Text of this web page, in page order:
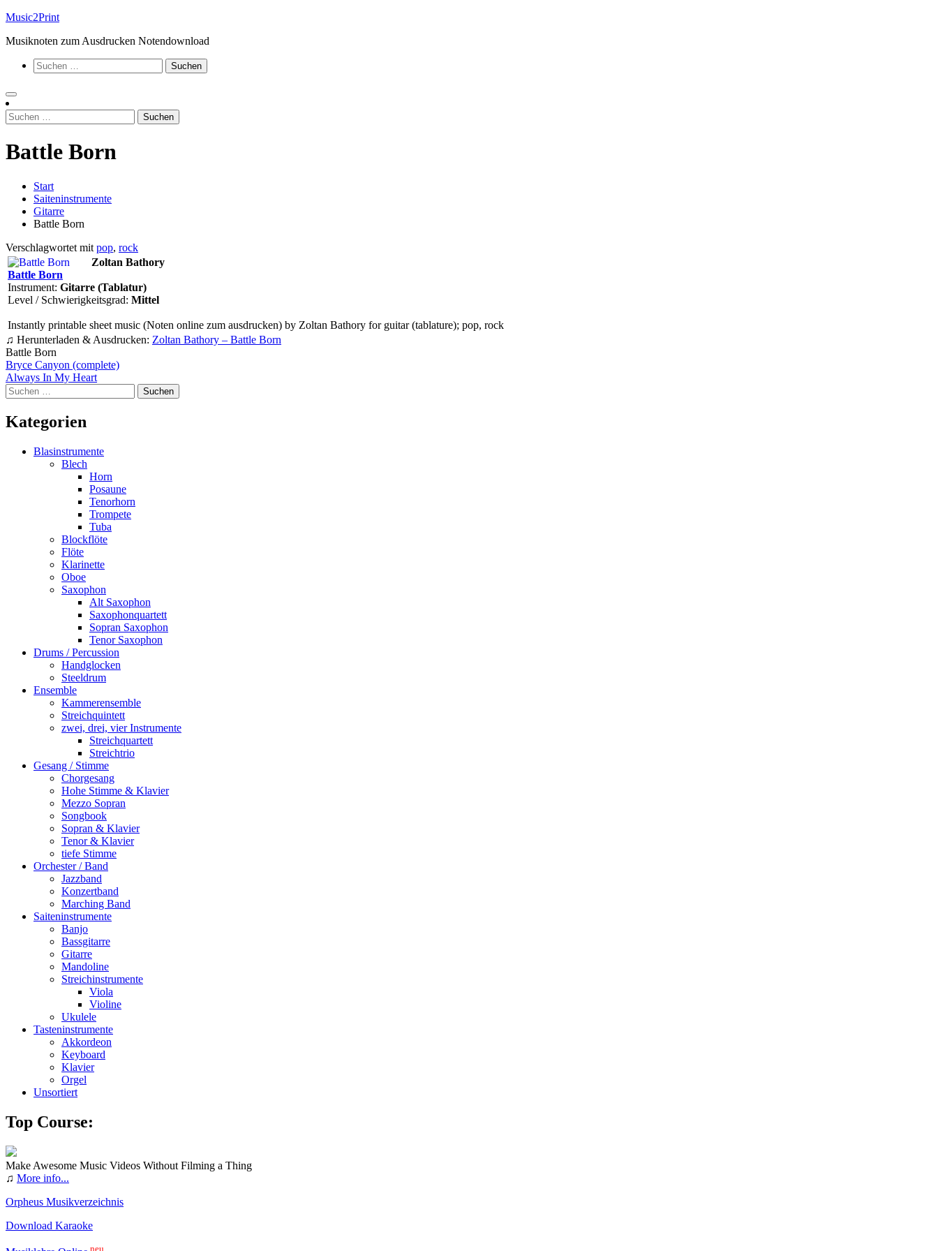
Zum
springen
Music2Print
Musiknoten zum Ausdrucken Notendownload
Suchen
nach:
Suchen
nach:
Battle Born
Start
Saiteninstrumente
Gitarre
Battle Born
Verschlagwortet mit pop, rock
Zoltan Bathory
Battle Born
Instrument: Gitarre (Tablatur)
Level / Schwierigkeitsgrad: Mittel
Instantly printable sheet music (Noten online zum ausdrucken) by Zoltan Bathory for guitar (tablature); pop, rock
♫ Herunterladen & Ausdrucken: Zoltan Bathory – Battle Born
Battle Born
Beitragsnavigation
Bryce Canyon (complete)
Always In My Heart
Suchen
nach:
Kategorien
Blasinstrumente
Blech
Horn
Posaune
Tenorhorn
Trompete
Tuba
Blockflöte
Flöte
Klarinette
Oboe
Saxophon
Alt Saxophon
Saxophonquartett
Sopran Saxophon
Tenor Saxophon
Drums / Percussion
Handglocken
Steeldrum
Ensemble
Kammerensemble
Streichquintett
zwei, drei, vier Instrumente
Streichquartett
Streichtrio
Gesang / Stimme
Chorgesang
Hohe Stimme & Klavier
Mezzo Sopran
Songbook
Sopran & Klavier
Tenor & Klavier
tiefe Stimme
Orchester / Band
Jazzband
Konzertband
Marching Band
Saiteninstrumente
Banjo
Bassgitarre
Gitarre
Mandoline
Streichinstrumente
Viola
Violine
Ukulele
Tasteninstrumente
Akkordeon
Keyboard
Klavier
Orgel
Unsortiert
Top Course:
Make Awesome Music Videos Without Filming a Thing
♫ More info...
Orpheus Musikverzeichnis
Download Karaoke
neu